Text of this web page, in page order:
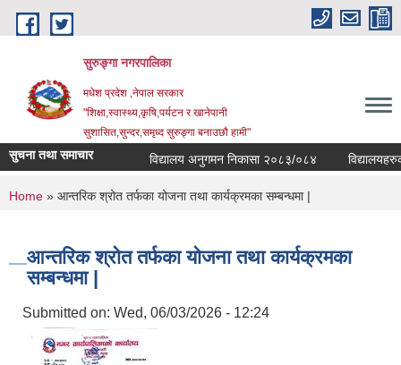
Skip to main content
सुरुङ्‍गा नगरपालिका
मधेश प्रदेश ,नेपाल सरकार
"शिक्षा,स्वास्थ्य,कृषि,पर्यटन र खानेपानी
सुशासित,सुन्दर,समृध्द सुरुङ्गा बनाउछौ हामी"
सुचना तथा समाचार विद्यालय अनुगमन निकासा २०८३/०८४
You are here
Home » आन्तरिक श्रोत तर्फका योजना तथा कार्यक्रमका सम्बन्धमा |
आन्तरिक श्रोत तर्फका योजना तथा कार्यक्रमका
सम्बन्धमा |
Submitted on: Wed, 06/03/2026 - 12:24